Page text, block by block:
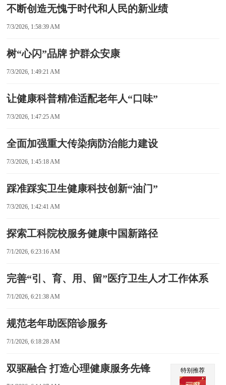
不断创造无愧于时代和人民的新业绩
7/3/2026, 1:58:39 AM
树“心闪”品牌 护群众安康
7/3/2026, 1:49:21 AM
让健康科普精准适配老年人“口味”
7/3/2026, 1:47:25 AM
全面加强重大传染病防治能力建设
7/3/2026, 1:45:18 AM
踩准踩实卫生健康科技创新“油门”
7/3/2026, 1:42:41 AM
探索工科院校服务健康中国新路径
7/1/2026, 6:23:16 AM
完善“引、育、用、留”医疗卫生人才工作体系
7/1/2026, 6:21:38 AM
规范老年助医陪诊服务
7/1/2026, 6:18:28 AM
双驱融合 打造心理健康服务先锋 特别推荐